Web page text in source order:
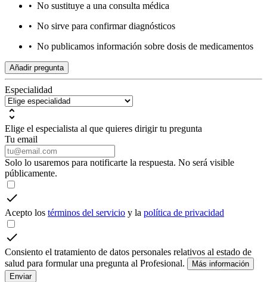
• No sustituye a una consulta médica
• No sirve para confirmar diagnósticos
• No publicamos información sobre dosis de medicamentos
Añadir pregunta
Especialidad
Elige el especialista al que quieres dirigir tu pregunta
Tu email
Solo lo usaremos para notificarte la respuesta. No será visible
públicamente.
Acepto los términos del servicio y la política de privacidad
Consiento el tratamiento de datos personales relativos al estado de
salud para formular una pregunta al Profesional.
Más información
Enviar